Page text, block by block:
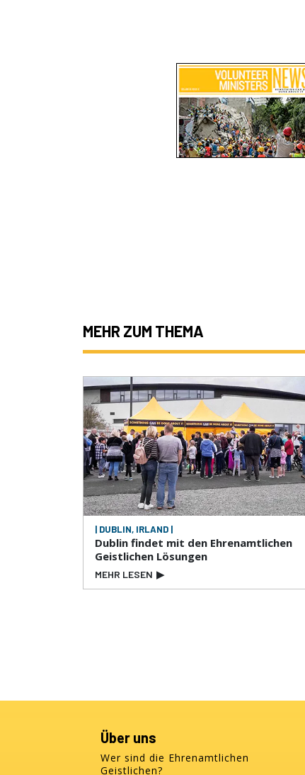
MEHR ZUM THEMA
| DUBLIN, IRLAND |
Dublin findet mit den Ehrenamtlichen
Geistlichen Lösungen
MEHR LESEN ▶
Über uns
Wer sind die Ehrenamtlichen
Geistlichen?